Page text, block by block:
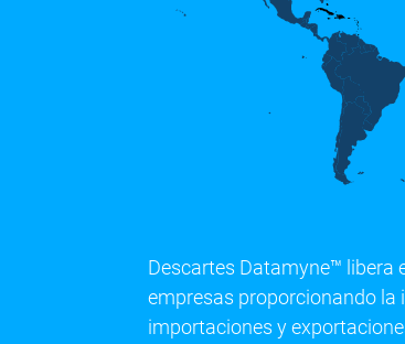
Descartes Datamyne™ libera
empresas proporcionando
importaciones y